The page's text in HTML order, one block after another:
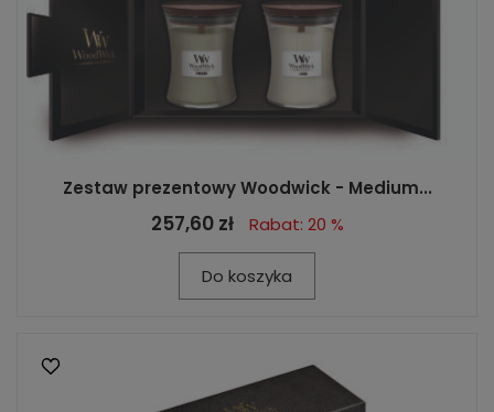
Zestaw prezentowy Woodwick - Medium...
257,60 zł Rabat: 20 %
Do koszyka